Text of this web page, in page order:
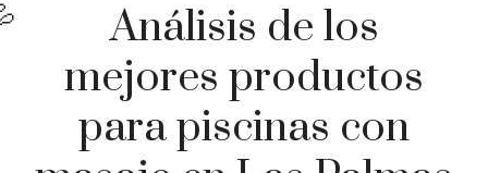
Análisis de los
mejores productos
para piscinas con